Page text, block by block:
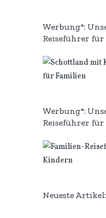
Werbung*:
Reiseführer
Werbung*:
Reiseführer
Neueste Artikel: